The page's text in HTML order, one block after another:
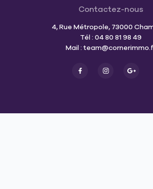
Contactez-nous
4, Rue Métropole, 73000
Tél : 04 80 81 98 49
Mail :